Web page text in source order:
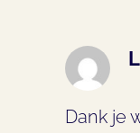
Dank je